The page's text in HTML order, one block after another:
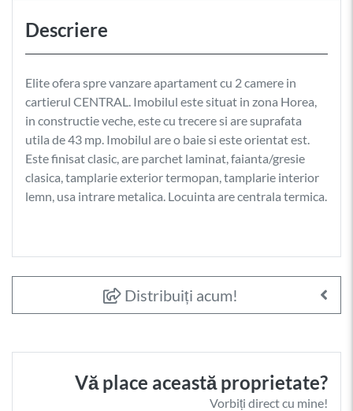
Descriere
Elite ofera spre vanzare apartament cu 2 camere in
cartierul CENTRAL. Imobilul este situat in zona Horea,
in constructie veche, este cu trecere si are suprafata
utila de 43 mp. Imobilul are o baie si este orientat est.
Este finisat clasic, are parchet laminat, faianta/gresie
clasica, tamplarie exterior termopan, tamplarie interior
lemn, usa intrare metalica. Locuinta are centrala termica.
Distribuiți acum!
Vă place această proprietate?
Vorbiți direct cu mine!